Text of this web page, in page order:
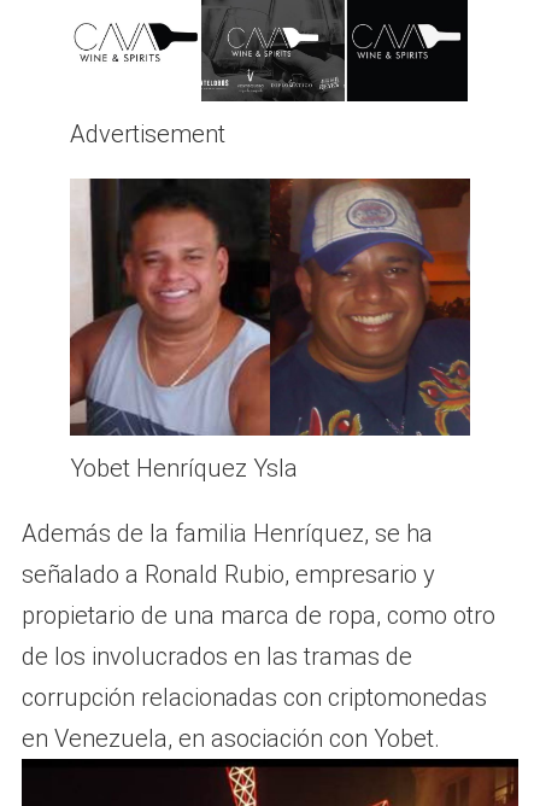
Advertisement
Yobet Henríquez Ysla
Además de la familia Henríquez, se ha
señalado a Ronald Rubio, empresario y
propietario de una marca de ropa, como otro
de los involucrados en las tramas de
corrupción relacionadas con criptomonedas
en Venezuela, en asociación con Yobet.